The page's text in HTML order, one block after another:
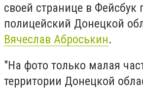
своей странице в Фейсбук
полицейский Донецкой
Вячеслав Аброськин.
"На фото только малая
территории Донецкой